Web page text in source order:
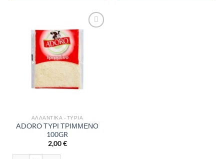
ΑΛΛΑΝΤΙΚΆ - ΤΥΡΙΆ
ADORO ΤΥΡΙ ΤΡΙΜΜΕΝΟ
100GR
2,00€